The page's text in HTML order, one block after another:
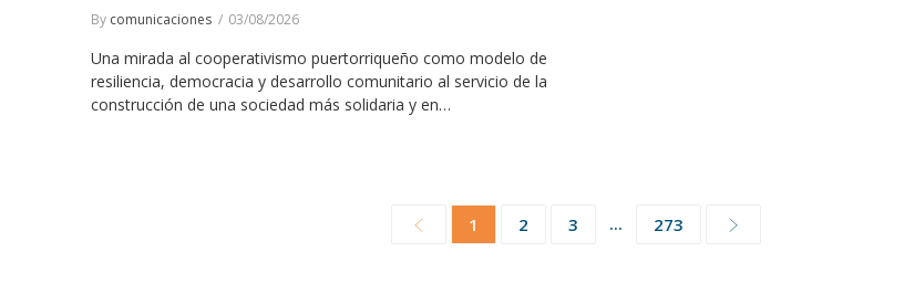
By comunicaciones 03/08/2026
Una mirada al cooperativismo puertorriqueño como modelo de
resiliencia, democracia y desarrollo comunitario al servicio de la
construcción de una sociedad más solidaria y en…
1 2 3 ... 273